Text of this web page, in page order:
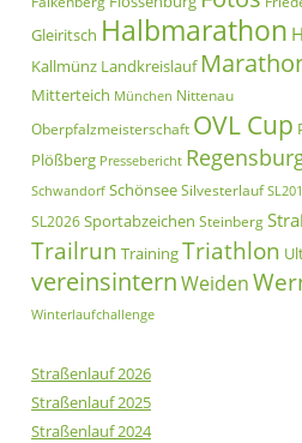
Gleiritsch Halbmarathon
Kallmünz Landkreislauf
Mitterteich München Nittenau
Oberpfalzmeisterschaft OVL Cup
Plößberg Pressebericht
Schwandorf SchönseeSilvesterlauf
SL2026Sportabzeichen Steinberg
Trailrun TrainingTriathlon
vereinsinternWeiden
Winterlaufchallenge
Straßenlauf 2026
Straßenlauf 2025
Straßenlauf 2024